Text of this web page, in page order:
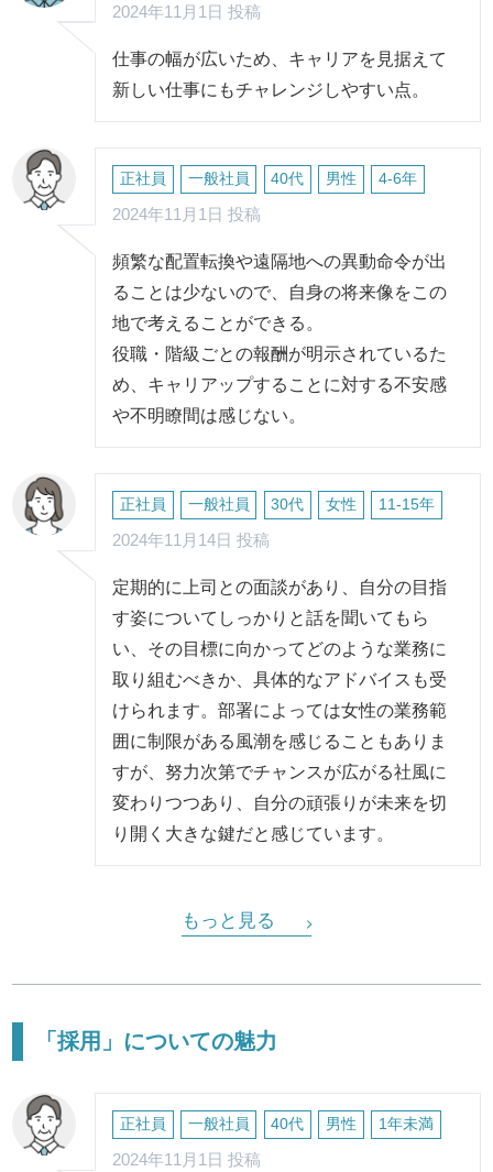
2024年11月1日 投稿
仕事の幅が広いため、キャリアを見据えて
新しい仕事にもチャレンジしやすい点。
正社員 一般社員 40代 男性 4-6年
2024年11月1日 投稿
頻繁な配置転換や遠隔地への異動命令が出
ることは少ないので、自身の将来像をこの
地で考えることができる。
役職・階級ごとの報酬が明示されているた
め、キャリアップすることに対する不安感
や不明瞭間は感じない。
正社員 一般社員 30代 女性 11-15年
2024年11月14日 投稿
定期的に上司との面談があり、自分の目指
す姿についてしっかりと話を聞いてもら
い、その目標に向かってどのような業務に
取り組むべきか、具体的なアドバイスも受
けられます。部署によっては女性の業務範
囲に制限がある風潮を感じることもありま
すが、努力次第でチャンスが広がる社風に
変わりつつあり、自分の頑張りが未来を切
り開く大きな鍵だと感じています。
もっと見る
「採用」についての魅力
正社員 一般社員 40代 男性 1年未満
2024年11月1日 投稿